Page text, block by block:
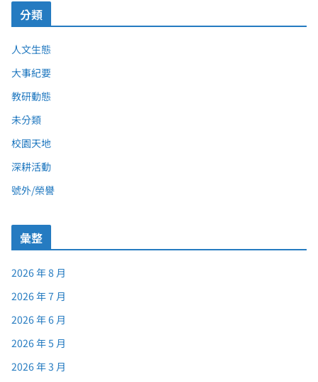
分類
人文生態
大事紀要
教研動態
未分類
校園天地
深耕活動
號外/榮譽
彙整
2026 年 8 月
2026 年 7 月
2026 年 6 月
2026 年 5 月
2026 年 3 月